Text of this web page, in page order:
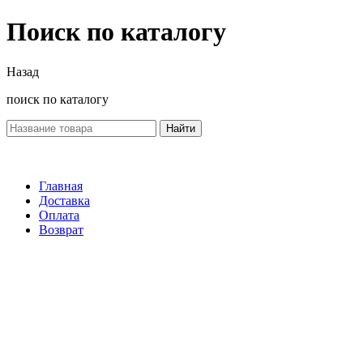
Поиск по каталогу
Назад
поиск по каталогу
Найти
Главная
Доставка
Оплата
Возврат